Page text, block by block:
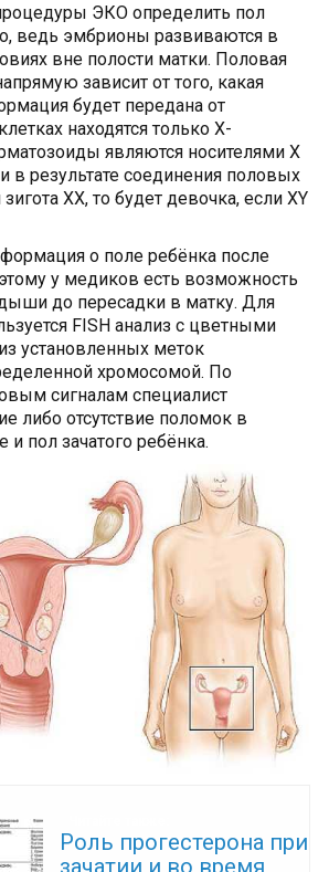
ЭКО определить пол
ведь эмбрионы развиваются в
вне полости матки. Половая
зависит от того, какая
будет передана от
находятся только Х-
являются носителями Х
в результате соединения половых
зигота ХХ, то будет девочка, если ХY
о поле ребёнка после
у медиков есть возможность
до пересадки в матку. Для
FISH анализ с цветными
установленных меток
хромосомой. По
сигналам специалист
либо отсутствие поломок в
и пол зачатого ребёнка.
Роль прогестерона при